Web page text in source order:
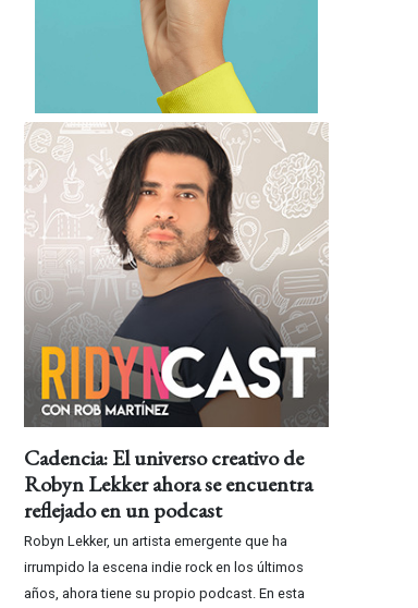
Cadencia: El universo creativo de
Robyn Lekker ahora se encuentra
reflejado en un podcast
Robyn Lekker, un artista emergente que ha
irrumpido la escena indie rock en los últimos
años, ahora tiene su propio podcast. En esta